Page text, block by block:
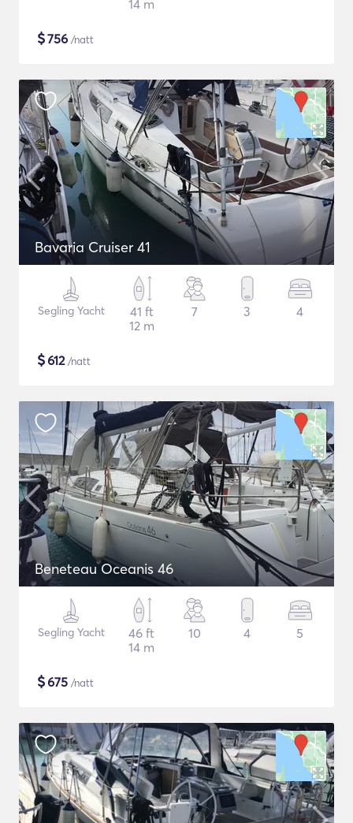
14 m
$756 /natt
Bavaria Cruiser 41
Segling Yacht
41 ft
12 m
7 3 4
$612/natt
Beneteau Oceanis 46
Segling Yacht
46 ft
14 m
10 4 5
$675 /natt